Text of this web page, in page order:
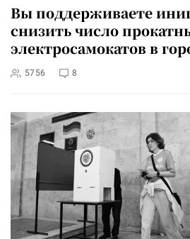
Вы поддерживаете
снизить число
электросамокатов в
5756 8